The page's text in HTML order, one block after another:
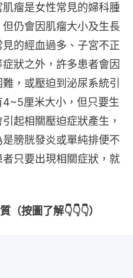
瘤是女性常見的婦科腫
仍會因肌瘤大小及生長
的經血過多、子宮不正
狀之外，許多患者會因
，或壓迫到泌尿系統引
厘米大小，但只要生
起相關壓迫症狀產生，
膀胱發炎或單純排便不
只要出現相關症狀，就
按圖了解👇👇👇）